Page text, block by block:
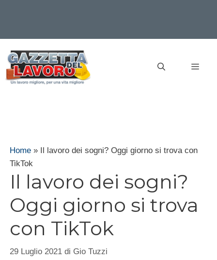
contenuto
Home »
Il lavoro dei sogni? Oggi giorno si trova con
TikTok
Il lavoro dei sogni?
Oggi giorno si trova
con TikTok
29 Luglio 2021 di Gio Tuzzi